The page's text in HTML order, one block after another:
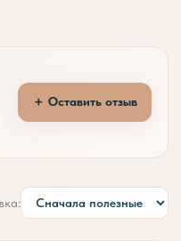
＋ Оставить отзыв